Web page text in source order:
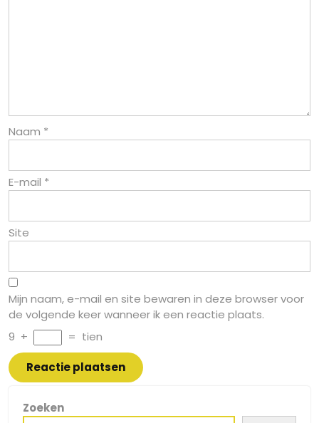
Naam *
E-mail *
Site
Mijn naam, e-mail en site bewaren in deze browser voor
de volgende keer wanneer ik een reactie plaats.
9 + = tien
Zoeken